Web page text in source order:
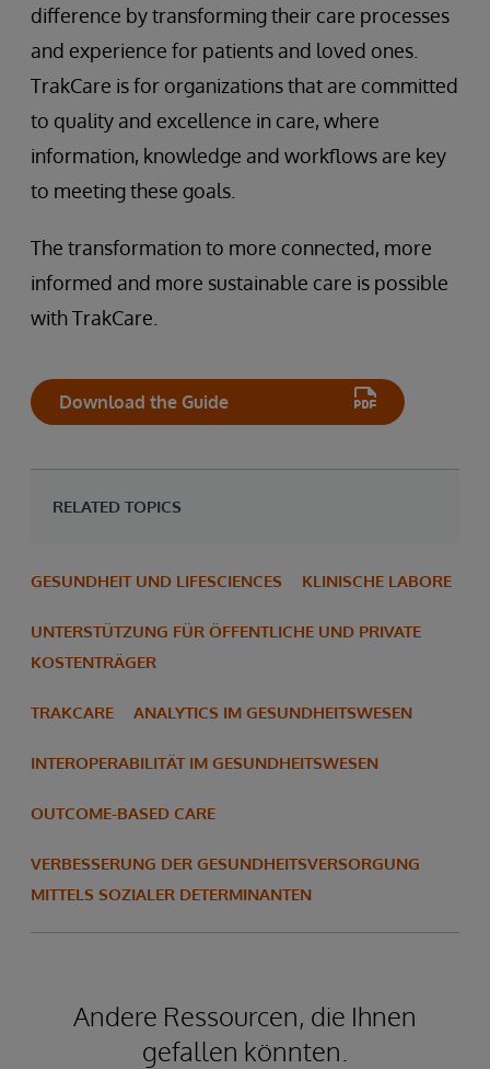
difference by transforming their care processes
and experience for patients and loved ones.
TrakCare is for organizations that are committed
to quality and excellence in care, where
information, knowledge and workflows are key
to meeting these goals.
The transformation to more connected, more
informed and more sustainable care is possible
with TrakCare.
Download the Guide
RELATED TOPICS
GESUNDHEIT UND LIFESCIENCES KLINISCHE LABORE
UNTERSTÜTZUNG FÜR ÖFFENTLICHE UND PRIVATE
KOSTENTRÄGER
TRAKCARE ANALYTICS IM GESUNDHEITSWESEN
INTEROPERABILITÄT IM GESUNDHEITSWESEN
OUTCOME-BASED CARE
VERBESSERUNG DER GESUNDHEITSVERSORGUNG
MITTELS SOZIALER DETERMINANTEN
Andere Ressourcen, die Ihnen
gefallen könnten.